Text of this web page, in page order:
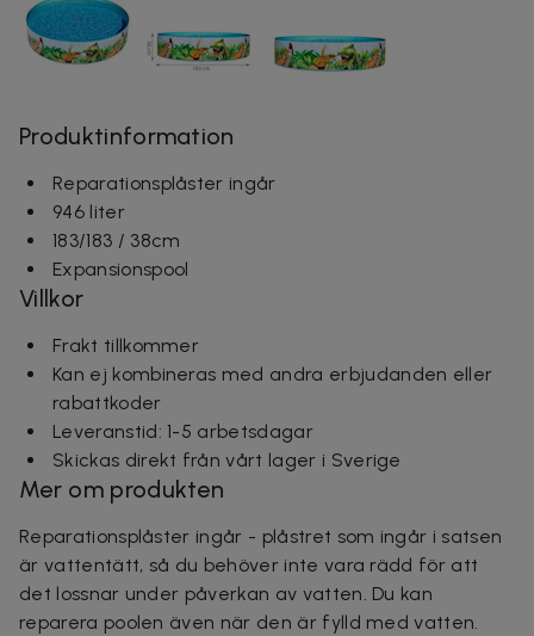
Produktinformation
Reparationsplåster ingår
946 liter
183/183 / 38cm
Expansionspool
Villkor
Frakt tillkommer
Kan ej kombineras med andra erbjudanden eller
rabattkoder
Leveranstid: 1-5 arbetsdagar
Skickas direkt från vårt lager i Sverige
Mer om produkten
Reparationsplåster ingår - plåstret som ingår i satsen
är vattentätt, så du behöver inte vara rädd för att
det lossnar under påverkan av vatten. Du kan
reparera poolen även när den är fylld med vatten.